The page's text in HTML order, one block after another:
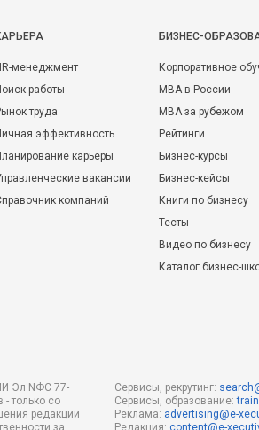
менеджмент
работы
труда
эффективность
карьеры
вакансии
компаний
БИЗНЕС-
Корпоративное
MBA в России
MBA за рубежом
Рейтинги
Бизнес-курсы
Бизнес-кейсы
Книги по бизнесу
Тесты
Видео по бизнесу
Каталог бизнес-
Эл NФС 77-
- только со
редакции
за
Сервисы, рекрутинг:
Сервисы, образование:
Реклама: advertising@e-
Редакция: content@e-